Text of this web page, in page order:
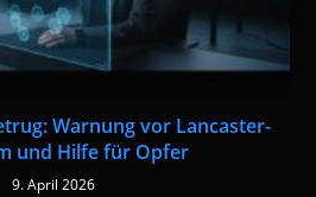
Warnung vor Lancaster-
und Hilfe für Opfer
9. April 2026